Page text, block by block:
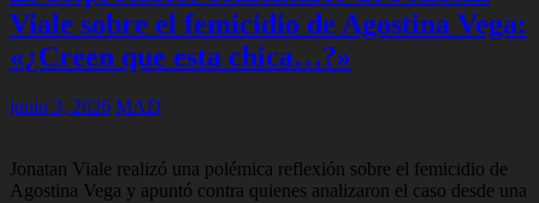
Viale sobre el femicidio de Agostina Vega:
«¿Creen que esta chica…?»
junio 3, 2026 MAD
Jonatan Viale realizó una polémica reflexión sobre el femicidio de
Agostina Vega y apuntó contra quienes analizaron el caso desde una